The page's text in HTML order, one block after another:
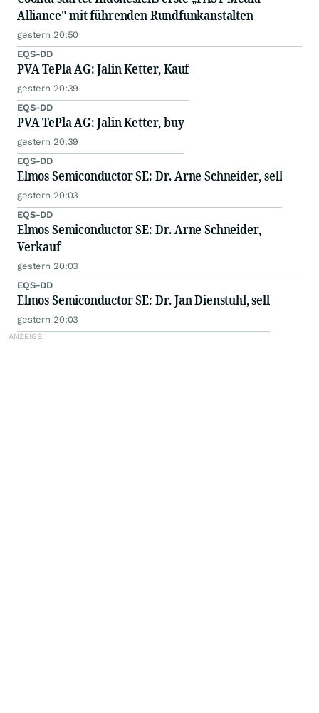
Alliance" mit führenden Rundfunkanstalten
gestern 20:50
EQS-DD
PVA TePla AG: Jalin Ketter, Kauf
gestern 20:39
EQS-DD
PVA TePla AG: Jalin Ketter, buy
gestern 20:39
EQS-DD
Elmos Semiconductor SE: Dr. Arne Schneider, sell
gestern 20:03
EQS-DD
Elmos Semiconductor SE: Dr. Arne Schneider,
Verkauf
gestern 20:03
EQS-DD
Elmos Semiconductor SE: Dr. Jan Dienstuhl, sell
gestern 20:03